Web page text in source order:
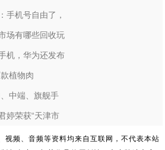
手机号自由了，
场有哪些回收玩
机，华为还发布
植物肉
中端、旗舰手
婷荣获“天津市
视频、音频等资料均来自互联网，不代表本站